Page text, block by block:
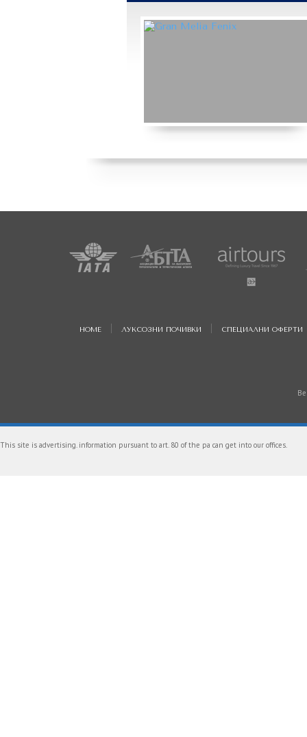
HOME ЛУКСОЗНИ ПОЧИВКИ СПЕЦИАЛНИ ОФЕРТИ
This site is advertising. information pursuant to art. 80 of the pa can get into our offices.